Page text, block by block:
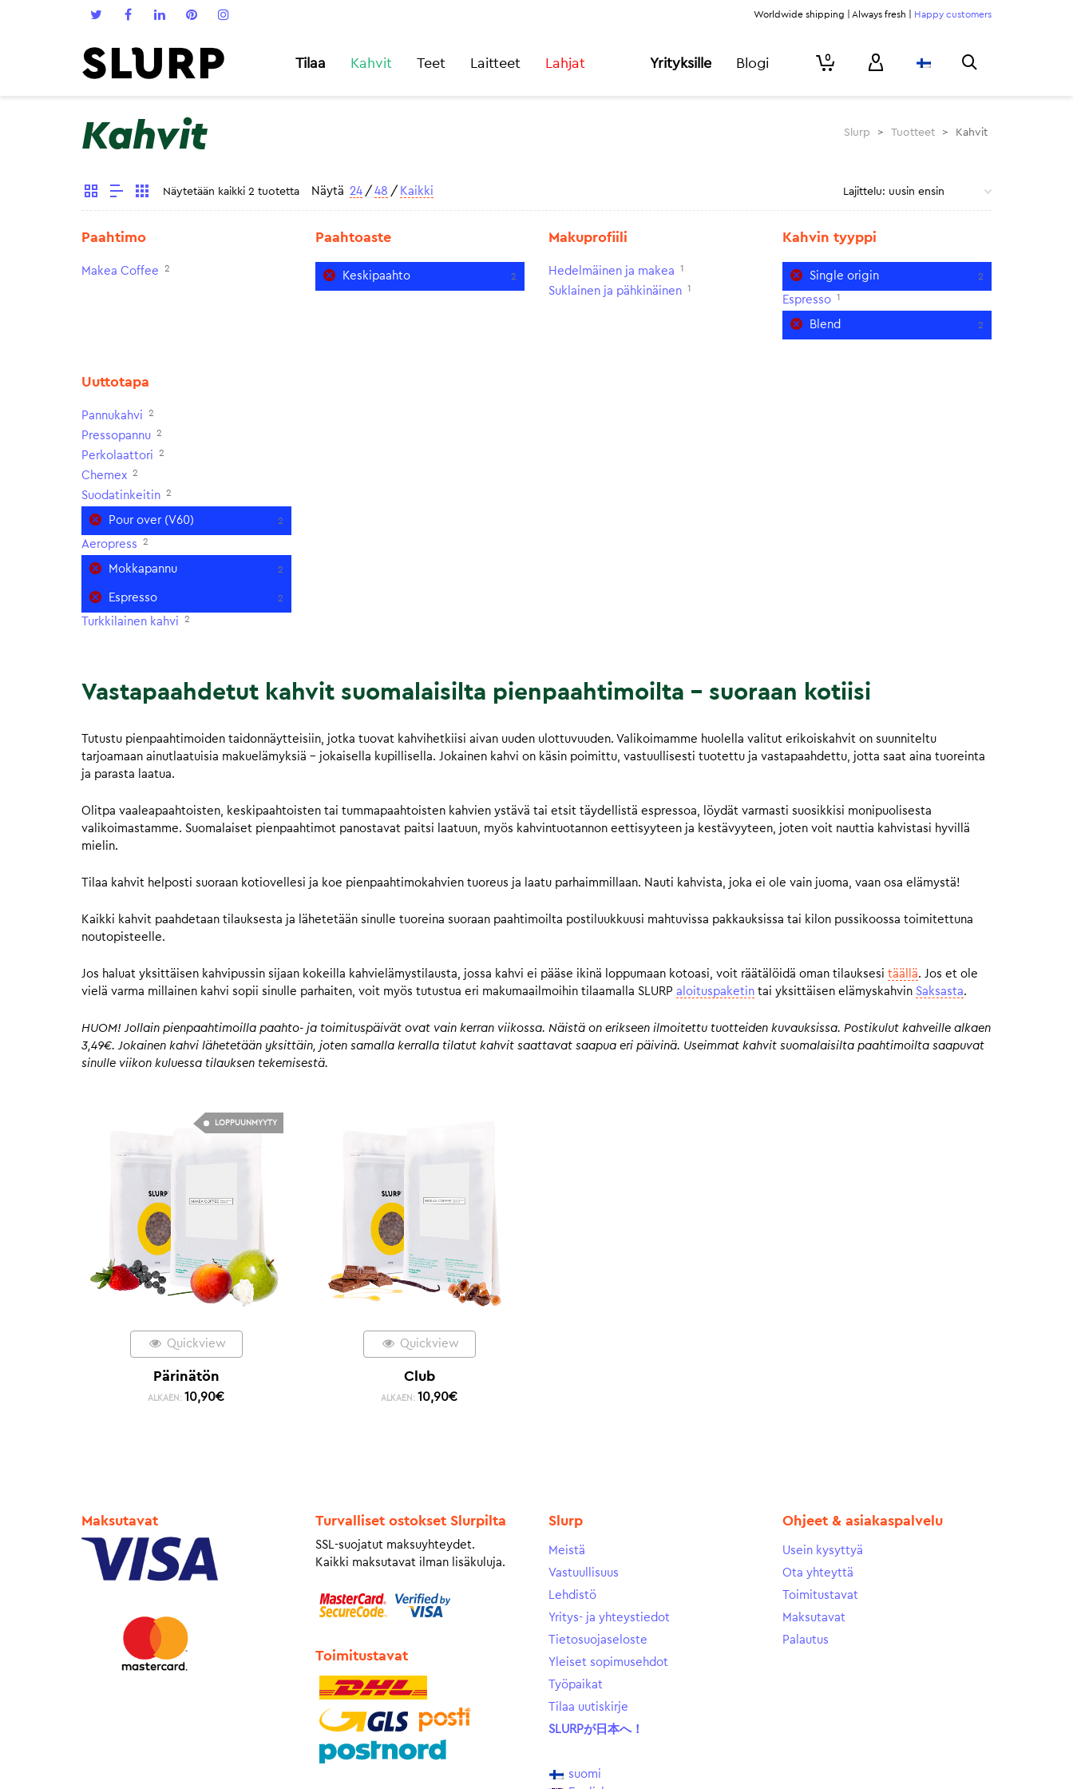
Worldwide shipping | Always fresh | Happy customers
Tilaa Kahvit Teet Laitteet Lahjat Yrityksille Blogi 0
Kahvit Slurp > Tuotteet > Kahvit
Näytetään kaikki 2 tuotetta Näytä 24 / 48 / Kaikki
Paahtimo
Makea Coffee 2
Paahtoaste
Keskipaahto 2
Makuprofiili
Hedelmäinen ja makea 1
Suklainen ja pähkinäinen 1
Kahvin tyyppi
Single origin 2
Espresso 1
Blend 2
Uuttotapa
Pannukahvi 2
Pressopannu 2
Perkolaattori 2
Chemex 2
Suodatinkeitin 2
Pour over (V60) 2
Aeropress 2
Mokkapannu 2
Espresso 2
Turkkilainen kahvi 2
Vastapaahdetut kahvit suomalaisilta pienpaahtimoilta – suoraan kotiisi
Tutustu pienpaahtimoiden taidonnäytteisiin, jotka tuovat kahvihetkiisi aivan uuden ulottuvuuden. Valikoimamme huolella valitut erikoiskahvit on suunniteltu
tarjoamaan ainutlaatuisia makuelämyksiä – jokaisella kupillisella. Jokainen kahvi on käsin poimittu, vastuullisesti tuotettu ja vastapaahdettu, jotta saat aina tuoreinta
ja parasta laatua.
Olitpa vaaleapaahtoisten, keskipaahtoisten tai tummapaahtoisten kahvien ystävä tai etsit täydellistä espressoa, löydät varmasti suosikkisi monipuolisesta
valikoimastamme. Suomalaiset pienpaahtimot panostavat paitsi laatuun, myös kahvintuotannon eettisyyteen ja kestävyyteen, joten voit nauttia kahvistasi hyvillä
mielin.
Tilaa kahvit helposti suoraan kotiovellesi ja koe pienpaahtimokahvien tuoreus ja laatu parhaimmillaan. Nauti kahvista, joka ei ole vain juoma, vaan osa elämystä!
Kaikki kahvit paahdetaan tilauksesta ja lähetetään sinulle tuoreina suoraan paahtimoilta postiluukkuusi mahtuvissa pakkauksissa tai kilon pussikoossa toimitettuna
noutopisteelle.
Jos haluat yksittäisen kahvipussin sijaan kokeilla kahvielämystilausta, jossa kahvi ei pääse ikinä loppumaan kotoasi, voit räätälöidä oman tilauksesi täällä. Jos et ole
vielä varma millainen kahvi sopii sinulle parhaiten, voit myös tutustua eri makumaailmoihin tilaamalla SLURP aloituspaketin tai yksittäisen elämyskahvin Saksasta.
HUOM! Jollain pienpaahtimoilla paahto- ja toimituspäivät ovat vain kerran viikossa. Näistä on erikseen ilmoitettu tuotteiden kuvauksissa. Postikulut kahveille alkaen
3,49€. Jokainen kahvi lähetetään yksittäin, joten samalla kerralla tilatut kahvit saattavat saapua eri päivinä. Useimmat kahvit suomalaisilta paahtimoilta saapuvat
sinulle viikon kuluessa tilauksen tekemisestä.
LOPPUUNMYYTY
Quickview
Pärinätön
ALKAEN: 10,90€
Quickview
Club
ALKAEN: 10,90€
Maksutavat Turvalliset ostokset Slurpilta
SSL-suojatut maksuyhteydet.
Kaikki maksutavat ilman lisäkuluja.
Toimitustavat
Slurp
Meistä
Vastuullisuus
Lehdistö
Yritys- ja yhteystiedot
Tietosuojaseloste
Yleiset sopimusehdot
Työpaikat
Tilaa uutiskirje
SLURPが日本へ！
suomi
Ohjeet & asiakaspalvelu
Usein kysyttyä
Ota yhteyttä
Toimitustavat
Maksutavat
Palautus